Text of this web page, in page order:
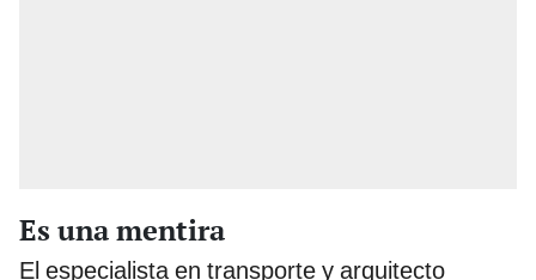
Es una mentira
El especialista en transporte y arquitecto